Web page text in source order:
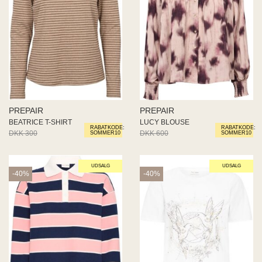
RABATKODE:
SOMMER10
PREPAIR
BEATRICE T-SHIRT
DKK 300
DKK 240
RABATKODE:
SOMMER10
PREPAIR
LUCY BLOUSE
DKK 600
DKK 480
UDSALG
-40%
UDSALG
-40%